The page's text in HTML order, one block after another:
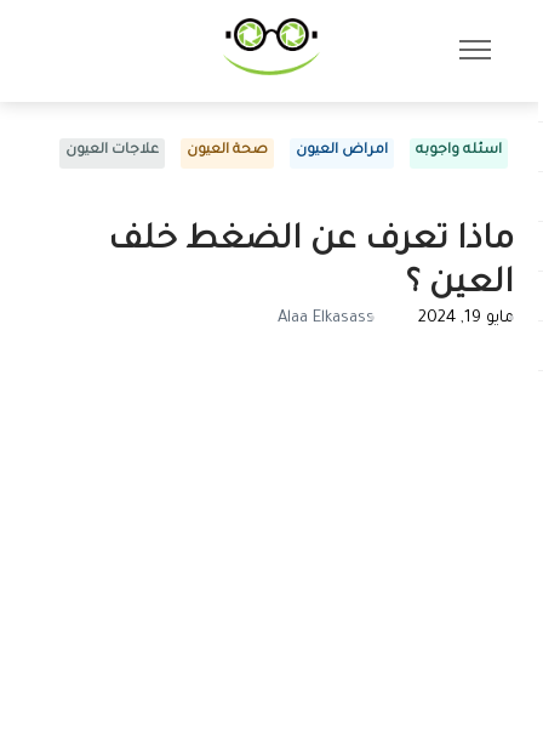
اسئله واجوبه امراض العيون صحة العيون علاجات العيون
ماذا تعرف عن الضغط خلف
العين ؟
مايو 19, 2024 Alaa Elkasass